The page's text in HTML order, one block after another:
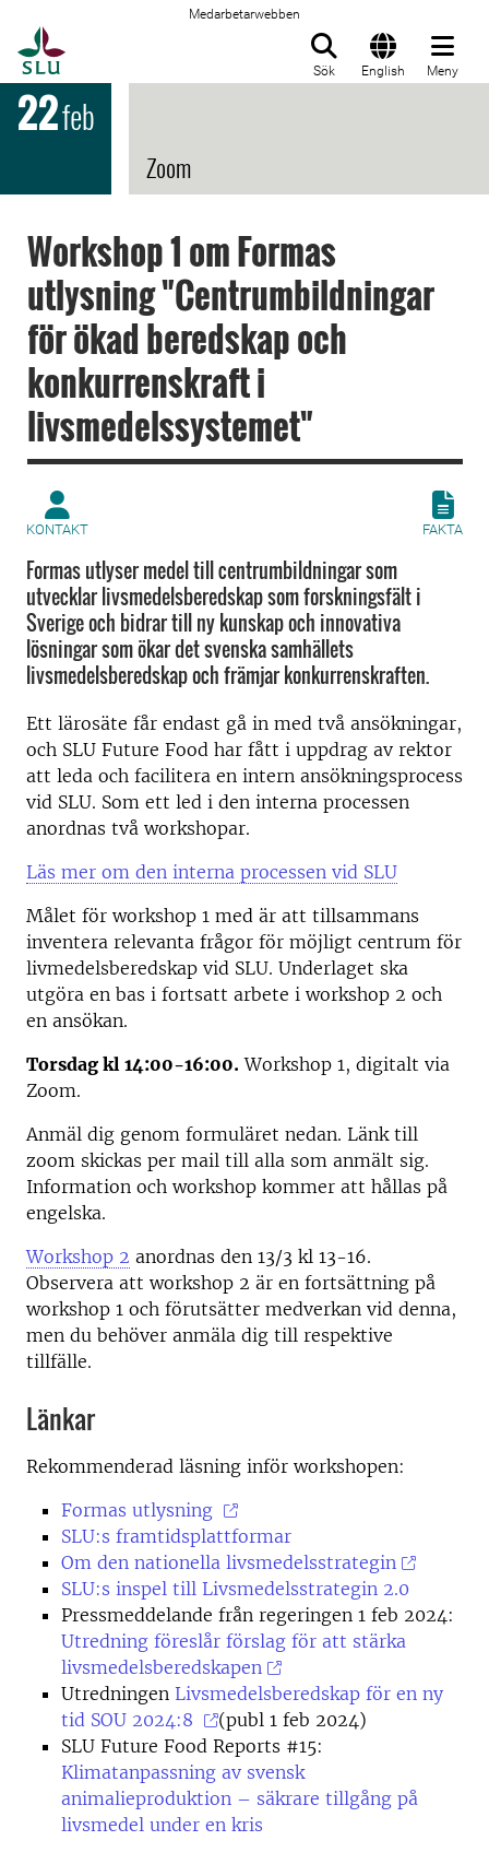
Medarbetarwebben
Sök English Meny
22feb
Zoom
Workshop 1 om Formas
utlysning "Centrumbildningar
för ökad beredskap och
konkurrenskraft i
livsmedelssystemet"
KONTAKT FAKTA
Formas utlyser medel till centrumbildningar som
utvecklar livsmedelsberedskap som forskningsfält i
Sverige och bidrar till ny kunskap och innovativa
lösningar som ökar det svenska samhällets
livsmedelsberedskap och främjar konkurrenskraften.
Ett lärosäte får endast gå in med två ansökningar,
och SLU Future Food har fått i uppdrag av rektor
att leda och facilitera en intern ansökningsprocess
vid SLU. Som ett led i den interna processen
anordnas två workshopar.
Läs mer om den interna processen vid SLU
Målet för workshop 1 med är att tillsammans
inventera relevanta frågor för möjligt centrum för
livmedelsberedskap vid SLU. Underlaget ska
utgöra en bas i fortsatt arbete i workshop 2 och
en ansökan.
Torsdag kl 14:00-16:00. Workshop 1, digitalt via
Zoom.
Anmäl dig genom formuläret nedan. Länk till
zoom skickas per mail till alla som anmält sig.
Information och workshop kommer att hållas på
engelska.
Workshop 2 anordnas den 13/3 kl 13-16.
Observera att workshop 2 är en fortsättning på
workshop 1 och förutsätter medverkan vid denna,
men du behöver anmäla dig till respektive
tillfälle.
Länkar
Rekommenderad läsning inför workshopen:
Formas utlysning
SLU:s framtidsplattformar
Om den nationella livsmedelsstrategin
SLU:s inspel till Livsmedelsstrategin 2.0
Pressmeddelande från regeringen 1 feb 2024:
Utredning föreslår förslag för att stärka
livsmedelsberedskapen
Utredningen Livsmedelsberedskap för en ny
tid SOU 2024:8
(publ 1 feb 2024)
SLU Future Food Reports #15:
Klimatanpassning av svensk
animalieproduktion – säkrare tillgång på
livsmedel under en kris